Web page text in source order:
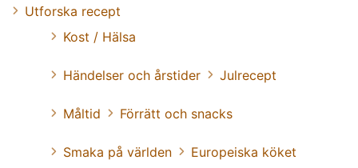
Utforska recept
Kost / Hälsa
Händelser och årstider Julrecept
Måltid Förrätt och snacks
Smaka på världen
Europeiska köket